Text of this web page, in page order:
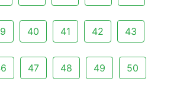
40 41 42 43
47 48 49 50